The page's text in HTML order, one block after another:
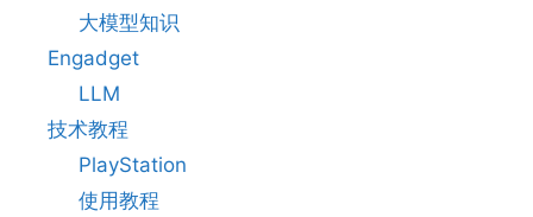
大模型知识
Engadget
LLM
技术教程
PlayStation
使用教程